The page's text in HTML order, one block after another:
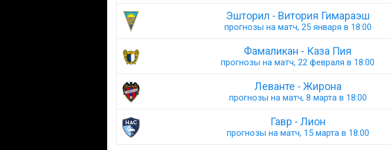
Эшторил - Витория Гимараэш
прогнозы на матч, 25 января в 18:00
Фамаликан - Каза Пия
прогнозы на матч, 22 февраля в 18:00
Леванте - Жирона
прогнозы на матч, 8 марта в 18:00
Гавр - Лион
прогнозы на матч, 15 марта в 18:00